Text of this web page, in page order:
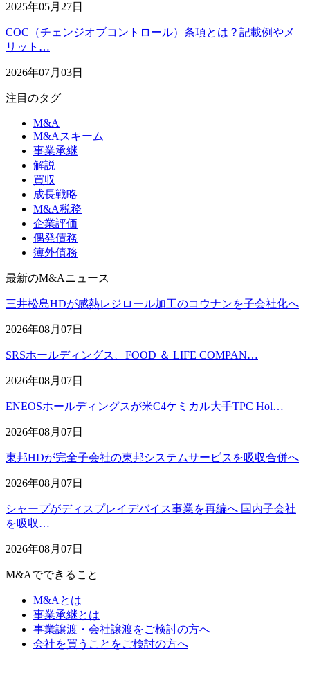
2025年05月27日
COC（チェンジオブコントロール）条項とは？記載例やメ
リット…
2026年07月03日
注目のタグ
M&A
M&Aスキーム
事業承継
解説
買収
成長戦略
M&A税務
企業評価
偶発債務
簿外債務
最新のM&Aニュース
三井松島HDが感熱レジロール加工のコウナンを子会社化へ
2026年08月07日
SRSホールディングス、FOOD ＆ LIFE COMPAN…
2026年08月07日
ENEOSホールディングスが米C4ケミカル大手TPC Hol…
2026年08月07日
東邦HDが完全子会社の東邦システムサービスを吸収合併へ
2026年08月07日
シャープがディスプレイデバイス事業を再編へ 国内子会社
を吸収…
2026年08月07日
M&Aでできること
M&Aとは
事業承継とは
事業譲渡・会社譲渡をご検討の方へ
会社を買うことをご検討の方へ